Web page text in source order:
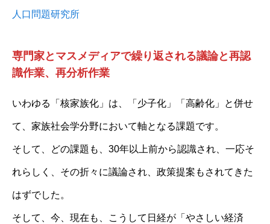
人口問題研究所
専門家とマスメディアで繰り返される議論と再認
識作業、再分析作業
いわゆる「核家族化」は、「少子化」「高齢化」と併せ
て、家族社会学分野において軸となる課題です。
そして、どの課題も、30年以上前から認識され、一応そ
れらしく、その折々に議論され、政策提案もされてきた
はずでした。
そして、今、現在も、こうして日経が「やさしい経済